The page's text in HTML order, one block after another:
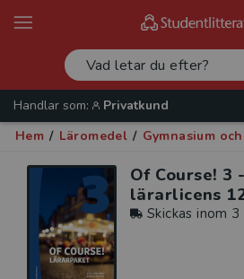
Handlar som:
Privatkund
Hem / Läromedel / Gymnasium
Of Course! 3
lärarlicens
Skickas inom